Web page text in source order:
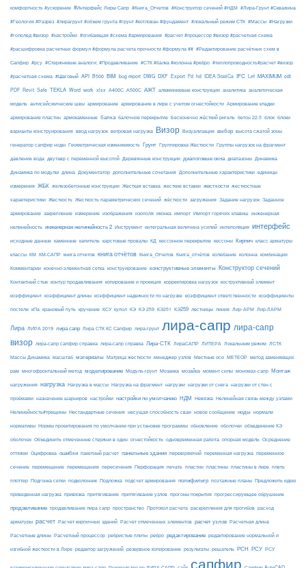
комфортность #ускорение #Интерфейс Лиры Сапр #Книга_Отчетов #Конструктор сечений #НДМ #Лира-Грунт #Скважина
#Геология #Разрез #лирагрунт #объем грунта #грунт #котлован #фундамент #локальный режим СТК #Массы #Нагрузки
#гололед #визор #настройки #огибающая #схема #армирования #расчет #процессор #визор #расчетная схема
#расшифровка расчетных формул #формула расчета прочности #формула ## #Редактирование расчётных схем в
Сапфир #рсу #Стержневые аналоги; #Продавливание #СТК #балка #колонна #ребро #теплопроводность#расчет #визор
#расчетная схема #Шаговый API B500 BIM bug report DWG DXF Export Fd hd IDEA StatiCa IFC Lef MAXIMUM odt
PDF Revit Safe TEKLA Word work xlsx А400С А500С АЖТ алюминиевые конструкции аналитика аналитическая
модель антисейсмические швы армирование армирование в лире с учетом огнестойкости Армирование кладки
армирование пластин армокаменные балка балочное перекрытие Бесконечно жёсткий ригель бетон 22.5 блок блоки
варианты конструирования ввод нагрузок ветровая нагрузка Визор Визуализация выбор высота сжатой зоны
генератор сапфир ноды Геометрическая изменяемость Грунт Группировка Жесткости Группы нагрузок на фрагмент
давление вода двутавр с переменной высотой Деревянные конструкции диалоговые окна диапазоны Динамика
Динамика по модулю длина Документатор дополнительные сочетания Дополнительные характеристики единицы
измерения ЖБК железобетонные конструкции Жесткая вставка жесткие вставки жесткости жесткостные
характеристики Жесткость Жесткость параметрических сечений жёсткости загружения Задание нагрузок Заданное
армирование закрепление измерение изображения изополя иконка импорт Импорт горячих клавиш инженерная
нелинейность инженерная нелинейность 2 Инструмент интегральная величина усилий интеполяция интерфейс
исходные данные каменные капитель карстовые провалы КД кессонное перекрытие кессоны Кирпич класс арматуры
классы КМ КМ-САПР книга отчетов книга отчётов Книга_Отчетов Книга_отчётов колебание колонна комбинации
Комментарии конечно-элементная сетка конструирование конструктивные элементы Конструктор сечений
Контактный стык контур продавливания копирование и проекция корректировка нагрузок коструктивный элемент
коэффициент коэффициент длины коэффициент надежности по нагрузке коэффициент ответственности коэффициенты
постели кПа крановый путь кручение КСУ купол КЭ КЭ 259 КЭ251 КЭ259 лестницы линия Лир-АРМ Лир-ЛАРМ
Лира ЛИРА 2019 лира сапр Лира СТК КС Сапфир лира-грунт лира-сапр лира-сапр
визор лира-сапр сапфир справка лира-сапр справка Лира-СТК ЛираСАПР ЛИТЕРА Локальным режим ЛСТК
Массы Динамика масштаб материалы Матрица жесткости менеджер узлов Местные оси МЕТЕОР метод заменяющих
рам многофронтальный метод моделирование Модуль-грунт Мозаика мозайка момент силы мономах-сапр Монтаж
нагружения нагрузка Нагрузка в массы Нагрузка на фрагмент нагрузки нагрузки от снега нагрузки от стен с
проёмами назначение шарниров настройки настройки по умолчанию НДМ Невязка Нелинейная связь между узлами
Нелинейность#трещины Нестандартные сечения несущая способность сваи новое сообщение ноды нормали
нормативы Нормы проектирования по умолчанию при установке программы обновление оболочки объединение КЭ
оболочек Объединить отмеченные стержни в один огнестойкость одновременная работа опорная модель Осреднение
оттяжки Оцифровка ошибки пакетный расчет панельные здания перевіряючий переменная нагрузка переменное
сечение перемещение перемещения пересечения Перфорация печать пластин пластины пластины в лире плеть
плоттер Подгонка сетки подколонник Подложка подсчет армирования полифильтр поэтажные планы Предложить идею
приведенная нагрузка привязка притягивание притягивание узлов прогоны покрытия прогрессирующее обрушение
продавливание продавливание лира сапр пространство Протокол расчета раскрепления для прогибов расход
арматуры расчет Расчет кирпичных зданий Расчет отмеченных элементов расчет узлов Расчетная длина
Расчетные длины Расчетный процессор ребристые плиты ребро редактирование редактирование нормальной и
изгибной жесткости в Лире редактор загружений резервное копирование результаты решатель РСН РСУ РСУ
сапфир